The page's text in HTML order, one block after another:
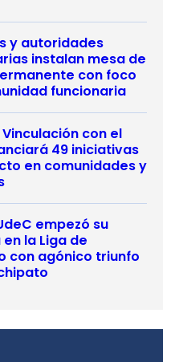
y autoridades
instalan mesa de
con foco
funcionaria
con el
49 iniciativas
en comunidades y
empezó su
la Liga de
con agónico triunfo